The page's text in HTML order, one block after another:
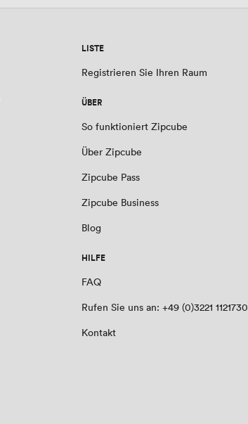
LISTE
Registrieren Sie Ihren Raum
ÜBER
So funktioniert Zipcube
Über Zipcube
Zipcube Pass
Zipcube Business
Blog
HILFE
FAQ
Rufen Sie uns an: +49 (0)3221 1121730
Kontakt